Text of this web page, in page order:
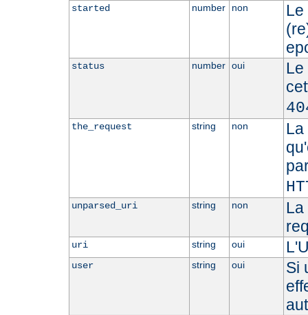
started number non
Le
status number oui
Le
the_request string non
La
unparsed_uri string non
La
uri string oui
user string oui
Si